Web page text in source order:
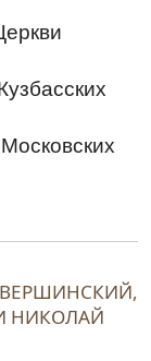
НИКОЛАЙ